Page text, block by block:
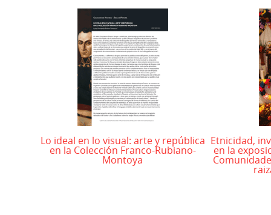
Lo ideal en lo visual: arte y república
en la Colección Franco-Rubiano-
Montoya
Etnicidad,
en la